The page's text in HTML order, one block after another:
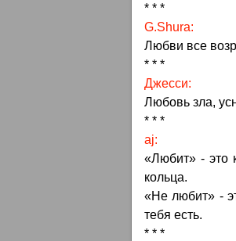
* * *
G.Shura:
Любви все
* * *
Джесси:
Любовь зла,
* * *
aj:
«Любит» - это
кольца.
«Не любит» -
тебя есть.
* * *